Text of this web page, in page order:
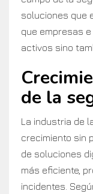
soluciones que
que empresas
activos sino
de la
La industria de
crecimiento sin
de soluciones
más eficiente,
incidentes.